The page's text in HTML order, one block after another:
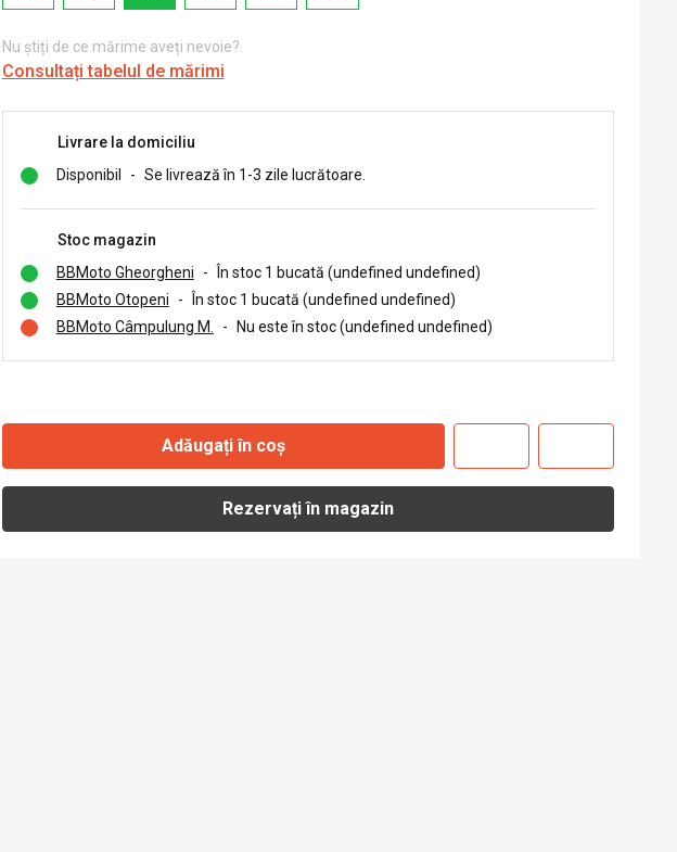
Nu știți de ce mărime aveți nevoie?
Consultați tabelul de mărimi
Livrare la domiciliu
Disponibil
- Se livrează în 1-3 zile lucrătoare.
Stoc magazin
BBMoto Gheorgheni
-
În stoc 1 bucată (undefined undefined)
BBMoto Otopeni
-
În stoc 1 bucată (undefined undefined)
BBMoto Câmpulung M.
- Nu este în stoc (undefined undefined)
Adăugați în coș
Rezervați în magazin